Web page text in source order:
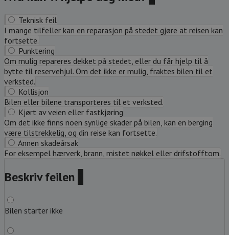
Teknisk feil
I mange tilfeller kan en reparasjon på stedet gjøre at reisen kan
fortsette.
Punktering
Om mulig repareres dekket på stedet, eller du får hjelp til å
bytte til reservehjul. Om det ikke er mulig, fraktes bilen til et
verksted.
Kollisjon
Bilen eller bilene transporteres til et verksted.
Kjørt av veien eller fastkjøring
Om det ikke finns noen synlige skader på bilen, kan en berging
være tilstrekkelig, og din reise kan fortsette.
Annen skadeårsak
For eksempel hærverk, brann, mistet nøkkel eller drifstofftom.
Beskriv feilen
Bilen starter ikke